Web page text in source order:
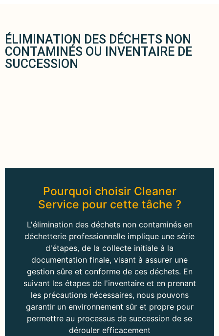
ÉLIMINATION DES DÉCHETS NON
CONTAMINÉS OU INVENTAIRE DE
SUCCESSION
Pourquoi choisir Cleaner
Service pour cette tâche ?
L'élimination des déchets non contaminés en
déchetterie professionnelle implique une série
d'étapes, de la collecte initiale à la
documentation finale, visant à assurer une
gestion sûre et conforme de ces déchets. En
suivant les étapes de l'inventaire et en prenant
les précautions nécessaires, nous pouvons
garantir un environnement sûr et propre pour
permettre au processus de succession de se
dérouler efficacement